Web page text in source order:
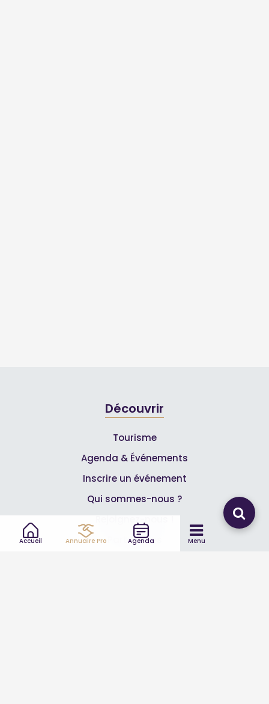
Accueil Annuaire Pro Agenda Menu
Découvrir
Tourisme
Agenda & Événements
Inscrire un événement
Qui sommes-nous ?
Rejoignez-nous !
Partenaires